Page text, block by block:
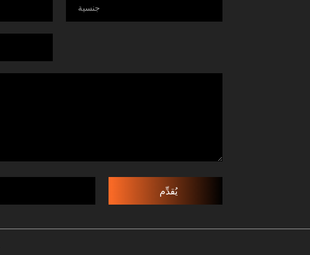
يُقدِّم